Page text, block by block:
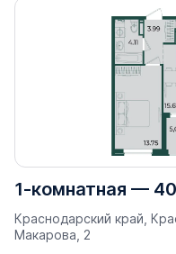
1-комнатная —
Краснодарский край,
Макарова, 2